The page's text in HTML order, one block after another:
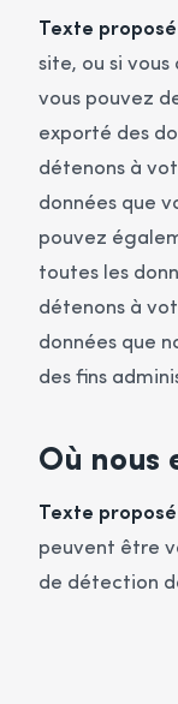
Texte proposé
site, ou si
vous pouvez
exporté des
détenons à
données que
pouvez
toutes les
détenons à
données que
des fins
Où nous
Texte proposé
peuvent être
de détection